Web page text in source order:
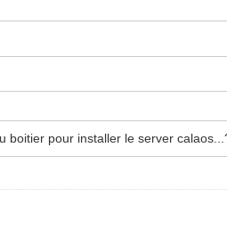
boitier pour installer le server